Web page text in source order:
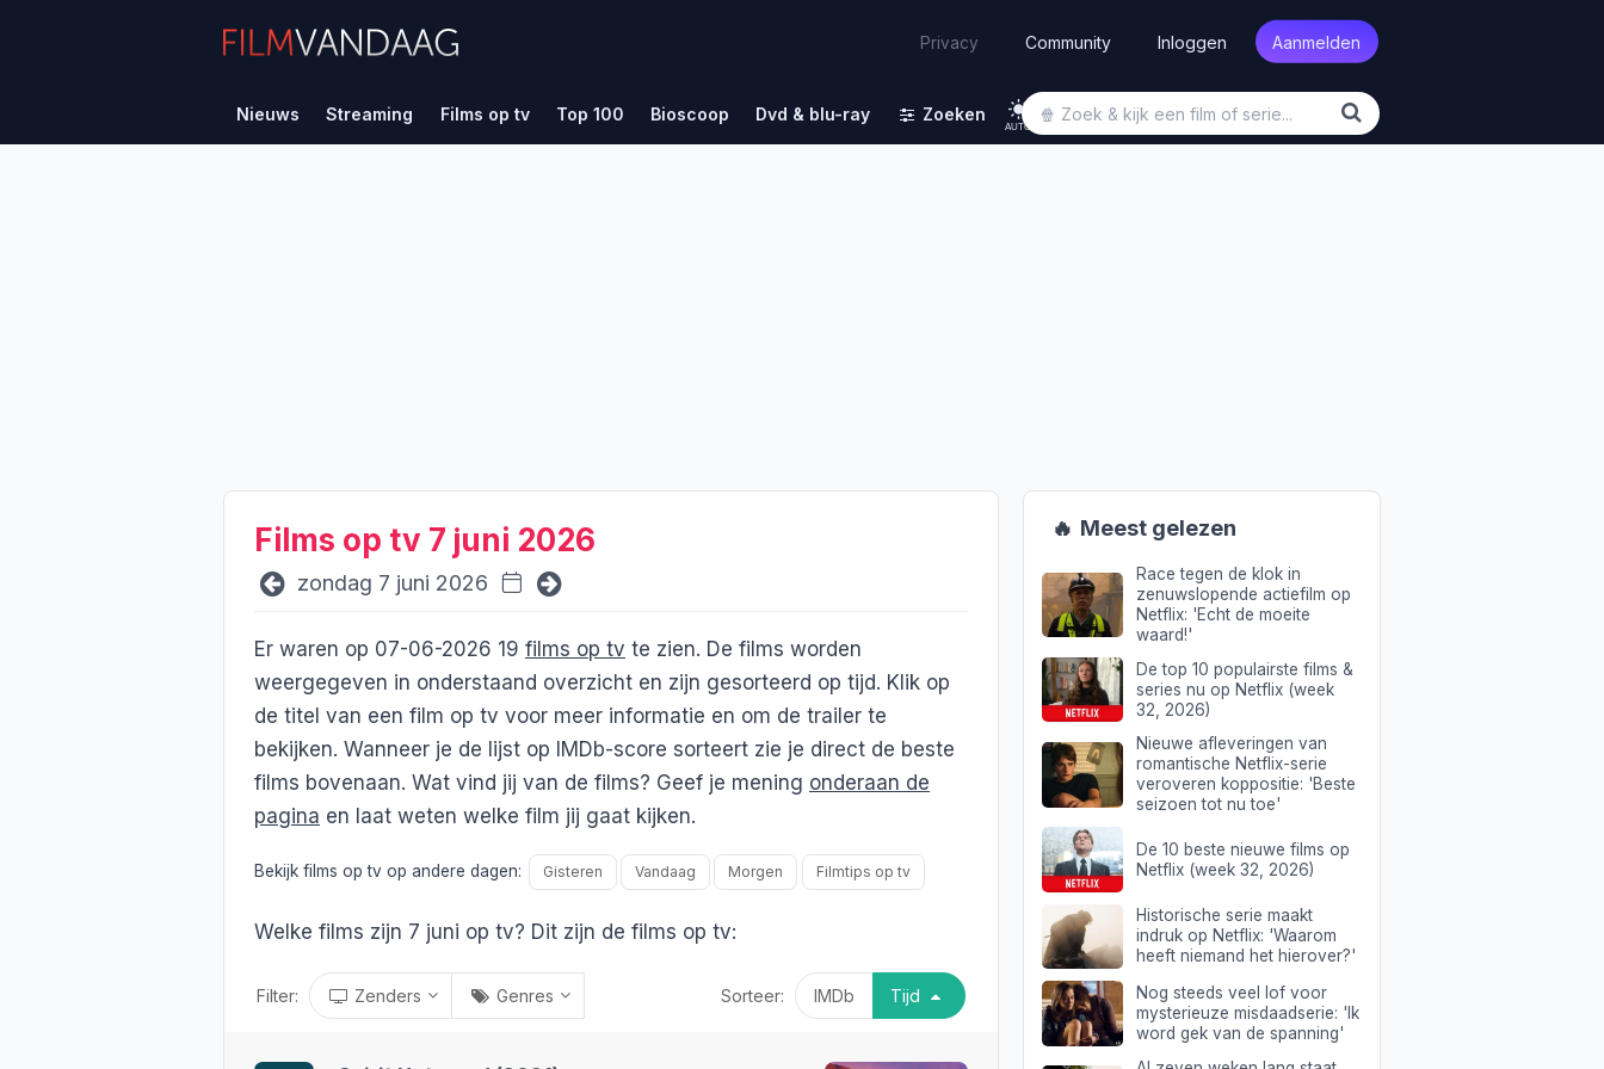
Privacy Community Inloggen Aanmelden
Nieuws Streaming Films op tv Top 100 Bioscoop Dvd & blu-ray Zoeken
AUTO
Films op tv 7 juni 2026
zondag 7 juni 2026
Er waren op 07-06-2026 19 films op tv te zien. De films worden
weergegeven in onderstaand overzicht en zijn gesorteerd op tijd. Klik op
de titel van een film op tv voor meer informatie en om de trailer te
bekijken. Wanneer je de lijst op IMDb-score sorteert zie je direct de beste
films bovenaan. Wat vind jij van de films? Geef je mening onderaan de
pagina en laat weten welke film jij gaat kijken.
Bekijk films op tv op andere dagen: Gisteren Vandaag Morgen Filmtips op tv
Welke films zijn 7 juni op tv? Dit zijn de films op tv:
Filter: Zenders Genres Sorteer: IMDb Tijd
🔥 Meest gelezen
Race tegen de klok in
zenuwslopende actiefilm op
Netflix: 'Echt de moeite
waard!'
De top 10 populairste films &
series nu op Netflix (week
32, 2026)
Nieuwe afleveringen van
romantische Netflix-serie
veroveren koppositie: 'Beste
seizoen tot nu toe'
De 10 beste nieuwe films op
Netflix (week 32, 2026)
Historische serie maakt
indruk op Netflix: 'Waarom
heeft niemand het hierover?'
Nog steeds veel lof voor
mysterieuze misdaadserie: 'Ik
word gek van de spanning'